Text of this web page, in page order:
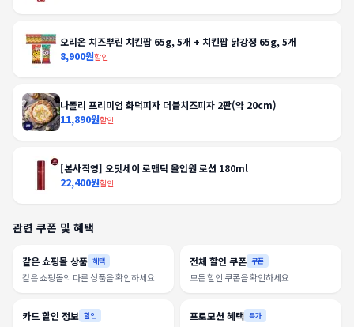
오리온 치즈뿌린 치킨팝 65g, 5개 + 치킨팝 닭강정 65g, 5개
8,900원할인
나폴리 프리미엄 화덕피자 더블치즈피자 2판(약 20cm)
11,890원할인
[본사직영] 오딧세이 로맨틱 올인원 로션 180ml
22,400원할인
관련 쿠폰 및 혜택
같은 쇼핑몰 상품 혜택
같은 쇼핑몰의 다른 상품을 확인하세요
전체 할인 쿠폰 쿠폰
모든 할인 쿠폰을 확인하세요
카드 할인 정보 할인 프로모션 혜택 특가